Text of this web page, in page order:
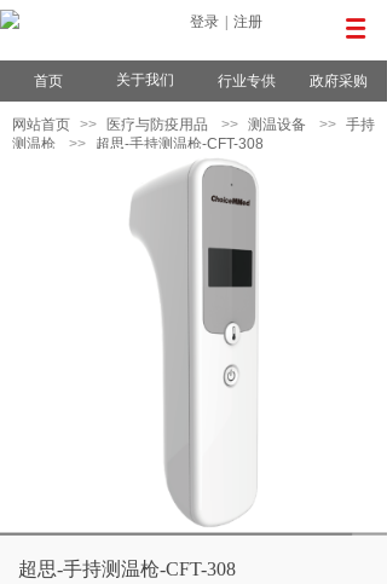
登录 注册
首页 关于我们 行业专供 政府采购
网站首页 >> 医疗与防疫用品 >> 测温设备 >> 手持
测温枪
>> 超思-手持测温枪-CFT-308
超思-手持测温枪-CFT-308